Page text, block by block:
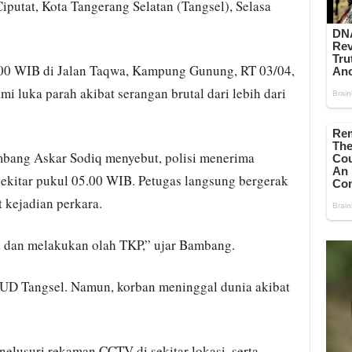
Kota Tangerang Selatan (Tangsel), Selasa
WIB di Jalan Taqwa, Kampung Gunung, RT 03/04,
luka parah akibat serangan brutal dari lebih dari
Askar Sodiq menyebut, polisi menerima
pukul 05.00 WIB. Petugas langsung bergerak
kejadian perkara.
melakukan olah TKP,” ujar Bambang.
Tangsel. Namun, korban meninggal dunia akibat